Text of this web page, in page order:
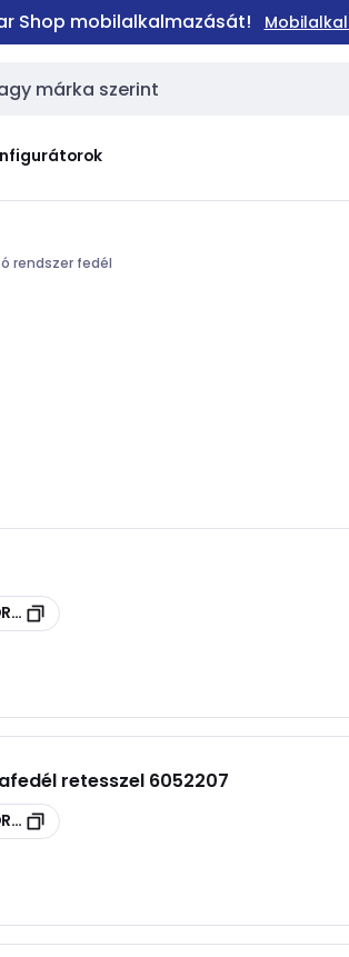
Shop mobilalkalmazását!
rendszer fedél
100 FT
retesszel 6052207
200 FS